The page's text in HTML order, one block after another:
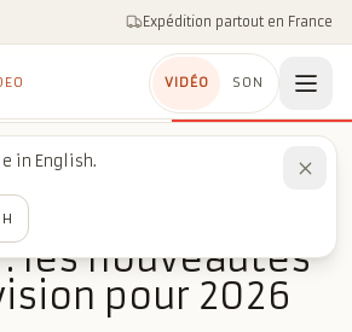
Expédition partout en France
VIDÉO SON
Fox Rider : les nouveautés et notre vision pour 2026
: les nouveautés
pour 2026
in English.